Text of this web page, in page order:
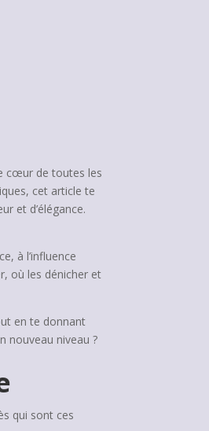
cœur de toutes les
cet article te
et d’élégance.
à l’influence
où les dénicher et
en te donnant
nouveau niveau ?
qui sont ces